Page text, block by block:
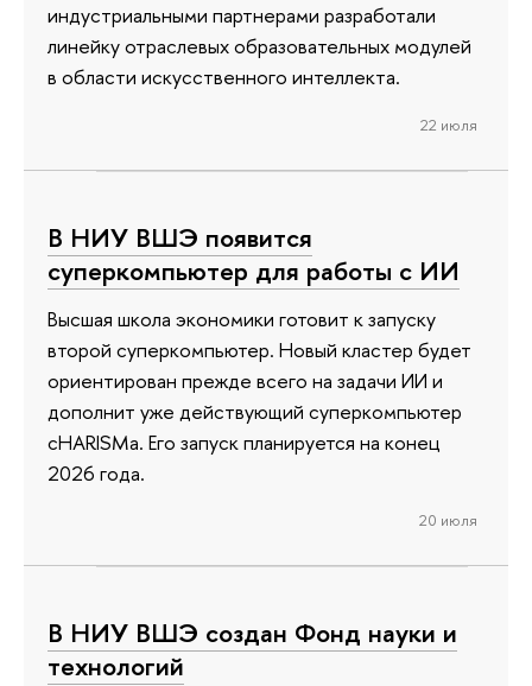
индустриальными партнерами разработали
линейку отраслевых образовательных модулей
в области искусственного интеллекта.
22 июля
В НИУ ВШЭ появится
суперкомпьютер для работы с ИИ
Высшая школа экономики готовит к запуску
второй суперкомпьютер. Новый кластер будет
ориентирован прежде всего на задачи ИИ и
дополнит уже действующий суперкомпьютер
cHARISMa. Его запуск планируется на конец
2026 года.
20 июля
В НИУ ВШЭ создан Фонд науки и
технологий